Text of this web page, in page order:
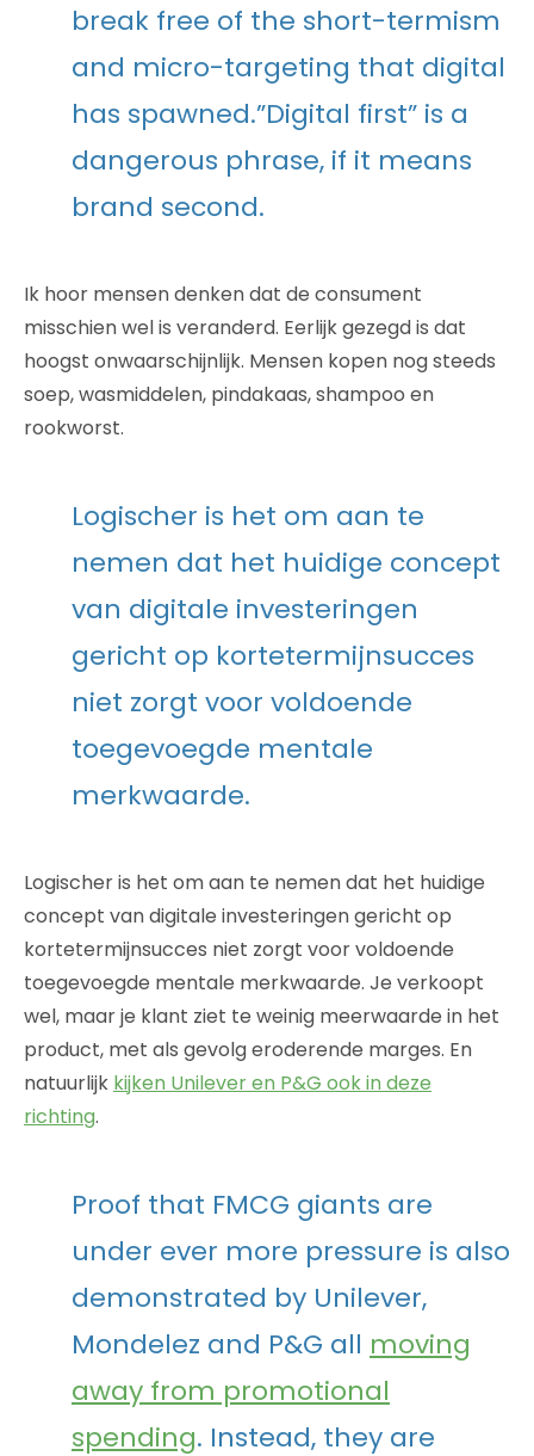
break free of the short-termism
and micro-targeting that digital
has spawned.”Digital first” is a
dangerous phrase, if it means
brand second.
Ik hoor mensen denken dat de consument
misschien wel is veranderd. Eerlijk gezegd is dat
hoogst onwaarschijnlijk. Mensen kopen nog steeds
soep, wasmiddelen, pindakaas, shampoo en
rookworst.
Logischer is het om aan te
nemen dat het huidige concept
van digitale investeringen
gericht op kortetermijnsucces
niet zorgt voor voldoende
toegevoegde mentale
merkwaarde.
Logischer is het om aan te nemen dat het huidige
concept van digitale investeringen gericht op
kortetermijnsucces niet zorgt voor voldoende
toegevoegde mentale merkwaarde. Je verkoopt
wel, maar je klant ziet te weinig meerwaarde in het
product, met als gevolg eroderende marges. En
natuurlijk kijken Unilever en P&G ook in deze
richting.
Proof that FMCG giants are
under ever more pressure is also
demonstrated by Unilever,
Mondelez and P&G all moving
away from promotional
spending. Instead, they are